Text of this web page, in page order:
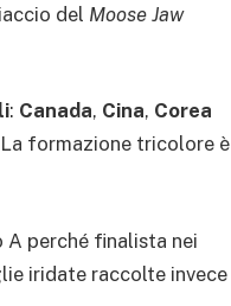
del Moose Jaw
: Canada, Cina, Corea
formazione tricolore è
A perché finalista nei
iridate raccolte invece